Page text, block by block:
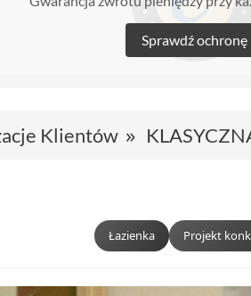
Sprawdź ochronę
Klientów
Łazienka Projekt